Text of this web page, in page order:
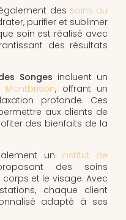
des soins du
purifier et sublimer
soin est réalisé avec
des résultats
Songes incluent un
, offrant un
profonde. Ces
aux clients de
des bienfaits de la
un institut de
des soins
et le visage. Avec
chaque client
adapté à ses